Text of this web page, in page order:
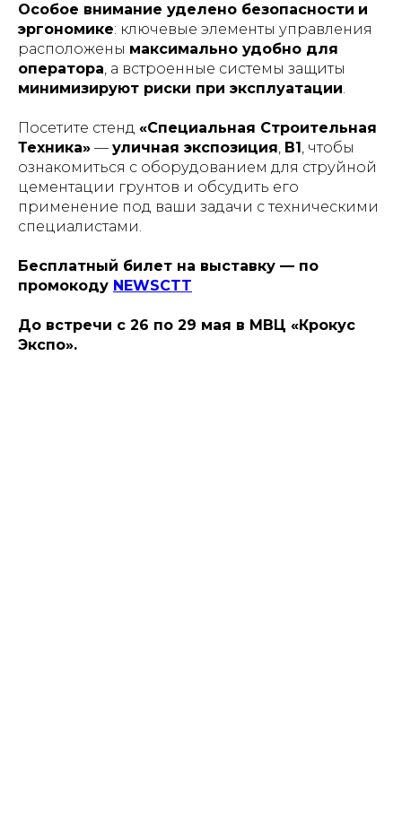
Особое внимание уделено безопасности и
эргономике: ключевые элементы управления
расположены максимально удобно для
оператора, а встроенные системы защиты
минимизируют риски при эксплуатации.
Посетите стенд «Специальная Строительная
Техника» — уличная экспозиция, B1 , чтобы
ознакомиться с оборудованием для струйной
цементации грунтов и обсудить его
применение под ваши задачи с техническими
специалистами.
Бесплатный билет на выставку — по
промокоду NEWSCTT
До встречи с 26 по 29 мая в МВЦ «Крокус
Экспо».